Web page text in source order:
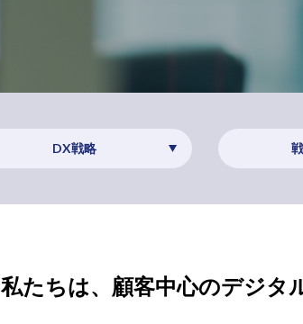
DX戦略
私たちは、顧客中心のデジタ